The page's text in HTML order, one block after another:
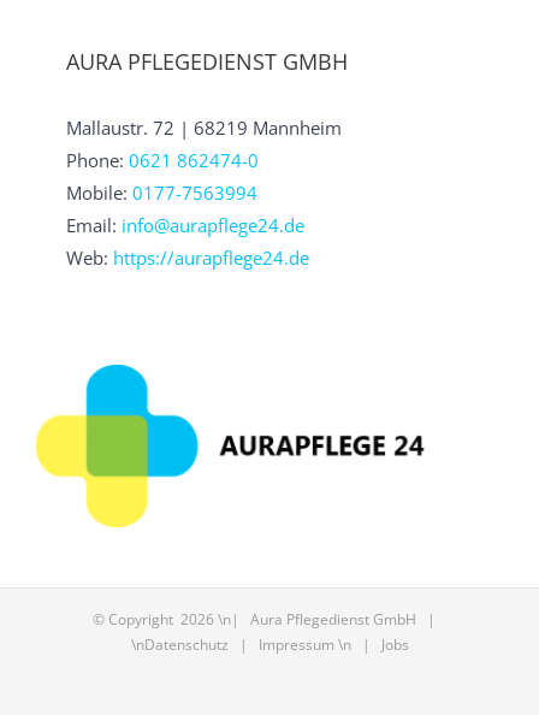
AURA PFLEGEDIENST GMBH
Mallaustr. 72 | 68219 Mannheim
Phone: 0621 862474-0
Mobile: 0177-7563994
Email: info@aurapflege24.de
Web: https://aurapflege24.de
© Copyright 2026 \n| Aura Pflegedienst GmbH |
\nDatenschutz | Impressum \n | Jobs